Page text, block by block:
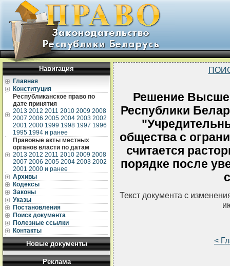
Навигация
Главная
Конституция
Республиканское право по
дате принятия
2013 2012 2011 2010 2009 2008
2007 2006 2005 2004 2003 2002
2001 2000 1999 1998 1997 1996
1995 1994 и ранее
Правовые акты местных
органов власти по датам
2013 2012 2011 2010 2009 2008
2007 2006 2005 2004 2003 2002
2001 2000 и ранее
Архивы
Кодексы
Законы
Указы
Постановления
Поиск документа
Полезные ссылки
Контакты
Новые документы
Реклама
Решение
Республики
общества с
считается
порядке после
Текст документа с
<